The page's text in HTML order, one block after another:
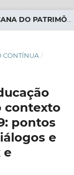
RIDPHE_R REVISTA IBEROAMERICANA DO PATRIMÔNIO HISTÓRICO-EDUCATIVO
CONTÍNUA /
contexto
pontos
e
e